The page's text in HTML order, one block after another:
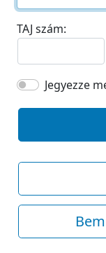
TAJ szám:
Jegyezze